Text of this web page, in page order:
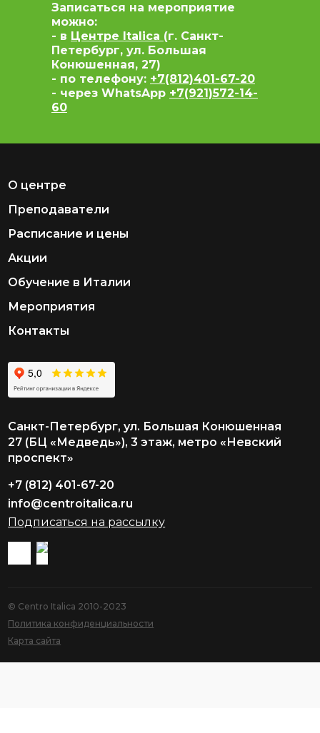
Записаться на мероприятие
можно:
- в Центре Italica (г. Санкт-
Петербург, ул. Большая
Конюшенная, 27)
- по телефону: +7(812)401-67-20
- через WhatsApp +7(921)572-14-
60
О центре
Преподаватели
Расписание и цены
Акции
Обучение в Италии
Мероприятия
Контакты
Санкт-Петербург, ул. Большая Конюшенная
27 (БЦ «Медведь»), 3 этаж, метро «Невский
проспект»
+7 (812) 401-67-20
info@centroitalica.ru
Подписаться на рассылку
© Centro Italica 2010-2023
Политика конфиденциальности
Карта сайта